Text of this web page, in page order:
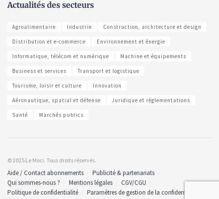
Actualités des secteurs
Agroalimentaire Industrie Construction, architecture et design
Distribution et e-commerce Environnement et énergie
Informatique, télécom et numérique Machine et équipements
Business et services Transport et logistique
Tourisme, loisir et culture Innovation
Aéronautique, spatial et défense Juridique et règlementations
Santé Marchés publics
© 2025 Le Moci. Tous droits réservés.
Aide / Contact abonnements
Publicité & partenariats
Qui sommes-nous ?
Mentions légales
CGV/CGU
Politique de confidentialité
Paramètres de gestion de la confidentialité